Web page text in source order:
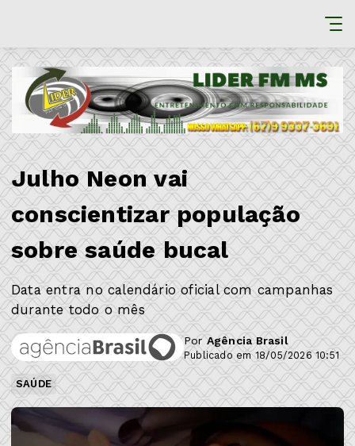
Julho Neon vai
conscientizar população
sobre saúde bucal
Data entra no calendário oficial com campanhas
durante todo o mês
PorAgência Brasil
Publicado em 18/05/2026 10:51
SAÚDE